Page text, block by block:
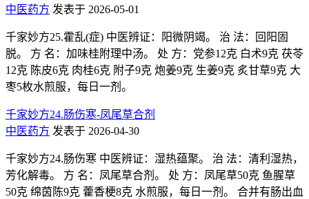
中医药方 发表于 2026-05-01
千家妙方25.霍乱(症) 中医辨证：阳微阴竭。 治 法：回阳固
脱。 方 名：加味桂附理中汤。 处 方：党参12克 白术9克 茯苓
12克 陈皮6克 肉桂6克 附子9克 炮姜9克 生姜9克 炙甘草9克 大
枣5枚水煎服，每日一剂。
千家妙方24.肠伤寒-凤尾草合剂
中医药方 发表于 2026-04-30
千家妙方24.肠伤寒 中医辨证：湿热蕴聚。 治 法：清利湿热，
芳化解毒。 方 名：凤尾草合剂。 处 方：凤尾草50克 鱼腥草
50克 绵茵陈9克 藿香梗8克 水煎服，每日一剂。 合并有肠出血